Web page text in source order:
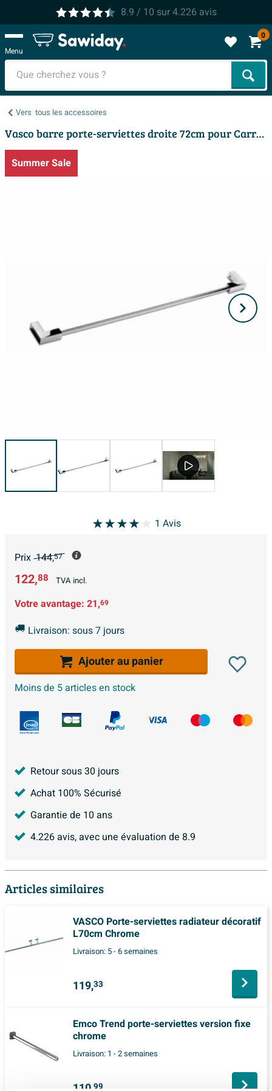
8.9 / 10 sur4.226 avis
Menu
0
Vers tous les accessoires
Vasco barre porte-serviettes droite 72cm pour Carre Bad et Carre Plan chromé
Summer Sale
1 Avis
Prix 144,57
122,88 TVA incl.
Votre avantage: 21,69
Livraison: sous 7 jours
Ajouter au panier
Moins de 5 articles en stock
Retour sous 30 jours
Achat 100% Sécurisé
Garantie de 10 ans
4.226avis, avec une évaluation de 8.9
Articles similaires
VASCO Porte-serviettes radiateur décoratif
L70cm Chrome
Livraison: 5 - 6 semaines
119,33
Emco Trend porte-serviettes version fixe
chrome
Livraison: 1 - 2 semaines
99